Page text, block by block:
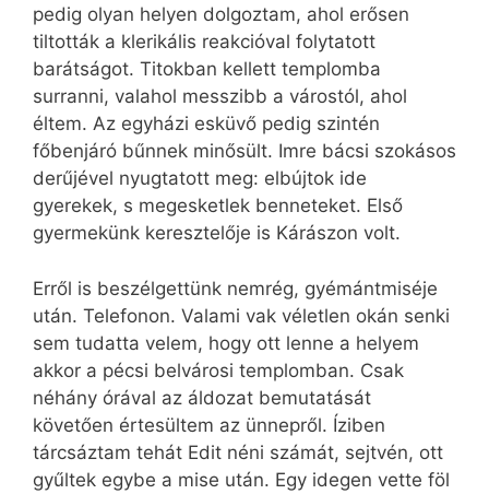
pedig olyan helyen dolgoztam, ahol erősen
tiltották a klerikális reakcióval folytatott
barátságot. Titokban kellett templomba
surranni, valahol messzibb a várostól, ahol
éltem. Az egyházi esküvő pedig szintén
főbenjáró bűnnek minősült. Imre bácsi szokásos
derűjével nyugtatott meg: elbújtok ide
gyerekek, s megesketlek benneteket. Első
gyermekünk keresztelője is Kárászon volt.
Erről is beszélgettünk nemrég, gyémántmiséje
után. Telefonon. Valami vak véletlen okán senki
sem tudatta velem, hogy ott lenne a helyem
akkor a pécsi belvárosi templomban. Csak
néhány órával az áldozat bemutatását
követően értesültem az ünnepről. Íziben
tárcsáztam tehát Edit néni számát, sejtvén, ott
gyűltek egybe a mise után. Egy idegen vette föl